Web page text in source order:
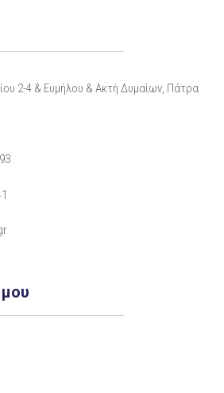
2-4 & Ευμήλου & Ακτή Δυμαίων, Πάτρα